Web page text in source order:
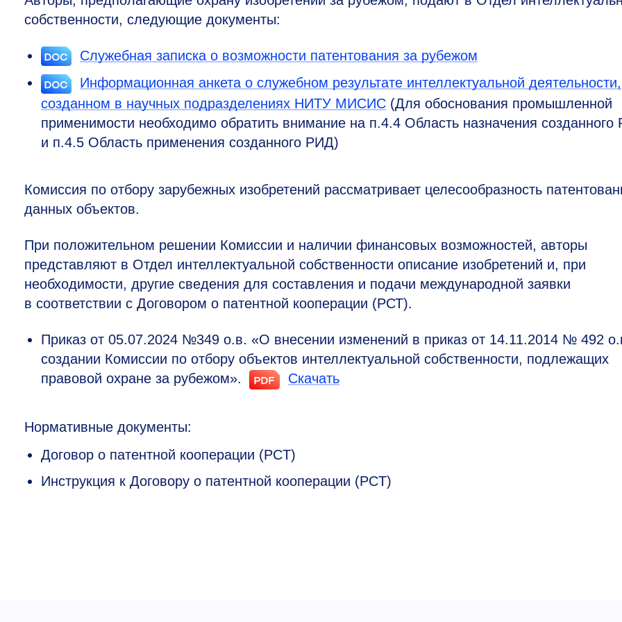
собственности, следующие документы:
Служебная записка о возможности патентования за рубежом
Информационная анкета о служебном результате интеллектуальной деятельности,
созданном в научных подразделениях НИТУ МИСИС (Для обоснования промышленной
применимости необходимо обратить внимание на п.4.4 Область назначения
и п.4.5 Область применения созданного РИД)
Комиссия по отбору зарубежных изобретений рассматривает целесообразность
данных объектов.
При положительном решении Комиссии и наличии финансовых возможностей, авторы
представляют в Отдел интеллектуальной собственности описание изобретений и, при
необходимости, другие сведения для составления и подачи международной заявки
в соответствии с Договором о патентной кооперации (РСТ).
Приказ от 05.07.2024 №349 о.в. «О внесении изменений в приказ от 14.11.2014 № 492
создании Комиссии по отбору объектов интеллектуальной собственности, подлежащих
правовой охране за рубежом».
Скачать
Нормативные документы:
Договор о патентной кооперации (PCT)
Инструкция к Договору о патентной кооперации (PCT)